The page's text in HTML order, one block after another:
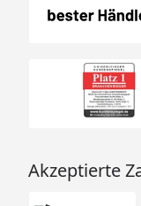
Akzeptierte